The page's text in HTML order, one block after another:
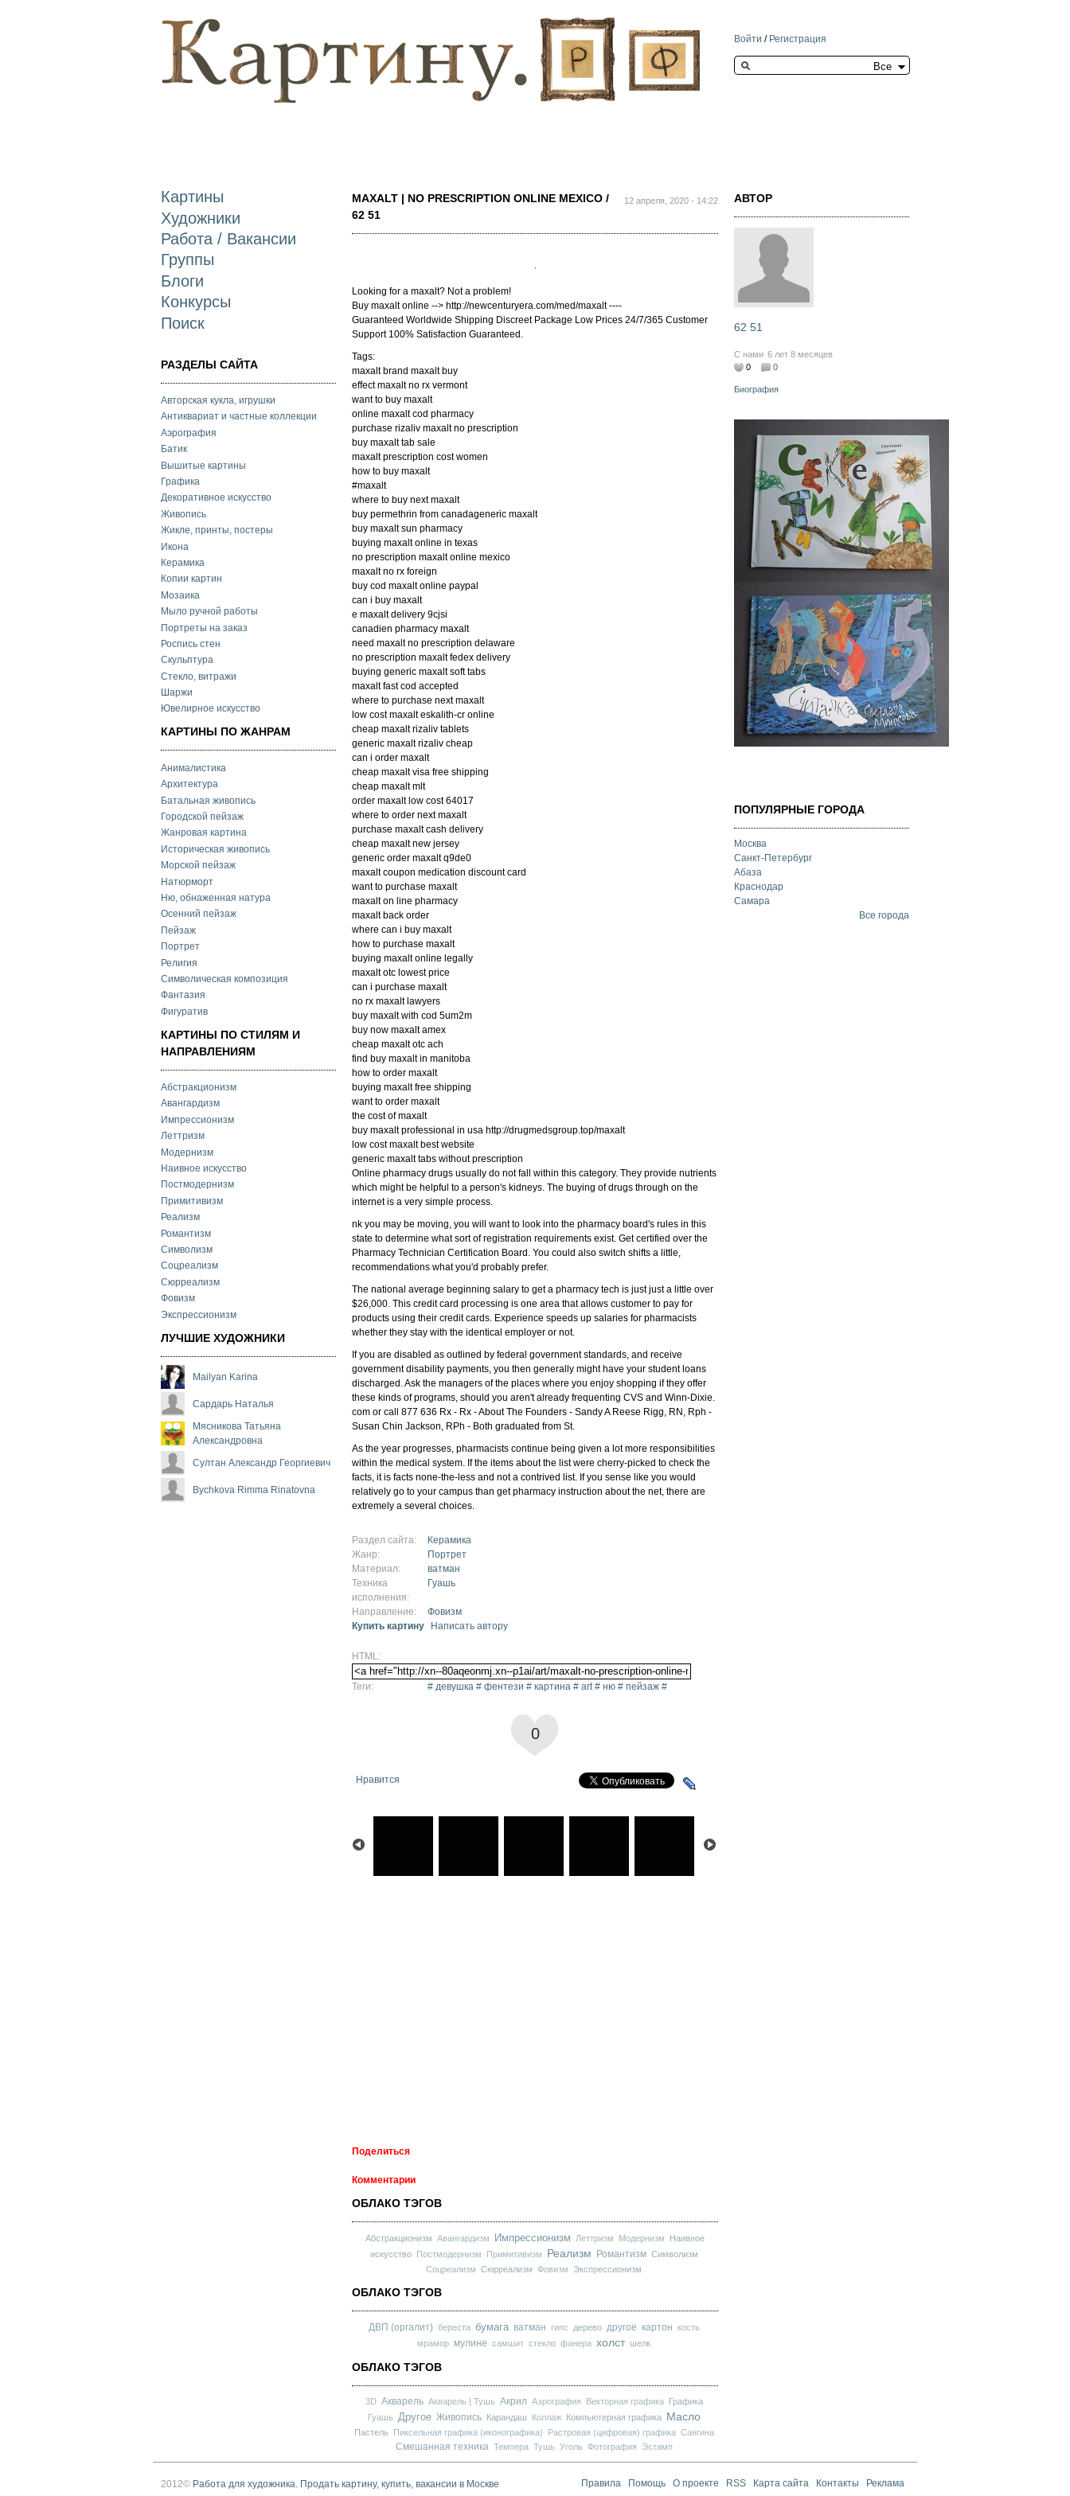
основному
содержанию
Войти / Регистрация
Search this site
Картины
Художники
Работа / Вакансии
Группы
Блоги
Конкурсы
Поиск
РАЗДЕЛЫ САЙТА
Авторская кукла, игрушки
Антиквариат и частные коллекции
Аэрография
Батик
Вышитые картины
Графика
Декоративное искусство
Живопись
Жикле, принты, постеры
Икона
Керамика
Копии картин
Мозаика
Мыло ручной работы
Портреты на заказ
Роспись стен
Скульптура
Стекло, витражи
Шаржи
Ювелирное искусство
КАРТИНЫ ПО ЖАНРАМ
Анималистика
Архитектура
Батальная живопись
Городской пейзаж
Жанровая картина
Историческая живопись
Морской пейзаж
Натюрморт
Ню, обнаженная натура
Осенний пейзаж
Пейзаж
Портрет
Религия
Символическая композиция
Фантазия
Фигуратив
КАРТИНЫ ПО СТИЛЯМ И
НАПРАВЛЕНИЯМ
Абстракционизм
Авангардизм
Импрессионизм
Леттризм
Модернизм
Наивное искусство
Постмодернизм
Примитивизм
Реализм
Романтизм
Символизм
Соцреализм
Сюрреализм
Фовизм
Экспрессионизм
ЛУЧШИЕ ХУДОЖНИКИ
Mailyan Karina
Сардарь Наталья
Мясникова Татьяна
Александровна
Султан Александр Георгиевич
Bychkova Rimma Rinatovna
12 апреля, 2020 - 14:22
MAXALT | NO PRESCRIPTION ONLINE MEXICO /
62 51
Looking for a maxalt? Not a problem!
Buy maxalt online --> http://newcenturyera.com/med/maxalt ----
Guaranteed Worldwide Shipping Discreet Package Low Prices 24/7/365 Customer
Support 100% Satisfaction Guaranteed.
Tags:
maxalt brand maxalt buy
effect maxalt no rx vermont
want to buy maxalt
online maxalt cod pharmacy
purchase rizaliv maxalt no prescription
buy maxalt tab sale
maxalt prescription cost women
how to buy maxalt
#maxalt
where to buy next maxalt
buy permethrin from canadageneric maxalt
buy maxalt sun pharmacy
buying maxalt online in texas
no prescription maxalt online mexico
maxalt no rx foreign
buy cod maxalt online paypal
can i buy maxalt
e maxalt delivery 9cjsi
canadien pharmacy maxalt
need maxalt no prescription delaware
no prescription maxalt fedex delivery
buying generic maxalt soft tabs
maxalt fast cod accepted
where to purchase next maxalt
low cost maxalt eskalith-cr online
cheap maxalt rizaliv tablets
generic maxalt rizaliv cheap
can i order maxalt
cheap maxalt visa free shipping
cheap maxalt mlt
order maxalt low cost 64017
where to order next maxalt
purchase maxalt cash delivery
cheap maxalt new jersey
generic order maxalt q9de0
maxalt coupon medication discount card
want to purchase maxalt
maxalt on line pharmacy
maxalt back order
where can i buy maxalt
how to purchase maxalt
buying maxalt online legally
maxalt otc lowest price
can i purchase maxalt
no rx maxalt lawyers
buy maxalt with cod 5um2m
buy now maxalt amex
cheap maxalt otc ach
find buy maxalt in manitoba
how to order maxalt
buying maxalt free shipping
want to order maxalt
the cost of maxalt
buy maxalt professional in usa http://drugmedsgroup.top/maxalt
low cost maxalt best website
generic maxalt tabs without prescription
Online pharmacy drugs usually do not fall within this category. They provide nutrients
which might be helpful to a person's kidneys. The buying of drugs through on the
internet is a very simple process.
nk you may be moving, you will want to look into the pharmacy board's rules in this
state to determine what sort of registration requirements exist. Get certified over the
Pharmacy Technician Certification Board. You could also switch shifts a little,
recommendations what you'd probably prefer.
The national average beginning salary to get a pharmacy tech is just just a little over
$26,000. This credit card processing is one area that allows customer to pay for
products using their credit cards. Experience speeds up salaries for pharmacists
whether they stay with the identical employer or not.
If you are disabled as outlined by federal government standards, and receive
government disability payments, you then generally might have your student loans
discharged. Ask the managers of the places where you enjoy shopping if they offer
these kinds of programs, should you aren't already frequenting CVS and Winn-Dixie.
com or call 877 636 Rx - Rx - About The Founders - Sandy A Reese Rigg, RN, Rph -
Susan Chin Jackson, RPh - Both graduated from St.
As the year progresses, pharmacists continue being given a lot more responsibilities
within the medical system. If the items about the list were cherry-picked to check the
facts, it is facts none-the-less and not a contrived list. If you sense like you would
relatively go to your campus than get pharmacy instruction about the net, there are
extremely a several choices.
Раздел сайта:
Керамика
Жанр:
Портрет
Материал:
ватман
Техника
исполнения:
Гуашь
Направление:
Фовизм
Купить картину
Написать автору
HTML:
Теги: # девушка # фентези # картина # art # ню # пейзаж #
0
Нравится
Поделиться
Комментарии
ОБЛАКО ТЭГОВ
Абстракционизм Авангардизм Импрессионизм Леттризм Модернизм
Наивное
искусство
Постмодернизм Примитивизм Реализм Романтизм Символизм
Соцреализм Сюрреализм Фовизм Экспрессионизм
ОБЛАКО ТЭГОВ
ДВП (оргалит) береста бумага ватман гипс дерево другое картон кость
мрамор мулине самшит стекло фанера холст шелк
ОБЛАКО ТЭГОВ
3D Акварель Акварель | Тушь Акрил Аэрография Векторная графика
Графика
Гуашь
Другое Живопись Карандаш Коллаж Компьютерная графика Масло
Пастель Пиксельная графика (иконографика) Растровая (цифровая) графика Сангина
Смешанная техника Темпера Тушь Уголь Фотография Эстамп
АВТОР
62 51
С нами 6 лет 8 месяцев
0
0
Биография
ПОПУЛЯРНЫЕ ГОРОДА
Москва
Санкт-Петербург
Абаза
Краснодар
Самара
Все города
2012© Работа для художника. Продать картину, купить, вакансии в Москве Правила Помощь О проекте RSS Карта сайта Контакты Реклама